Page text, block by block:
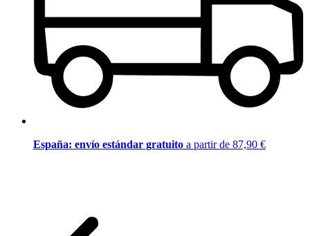
España: envío estándar gratuito a partir de 87,90 €